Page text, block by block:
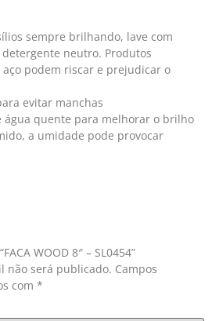
sempre brilhando, lave com
neutro. Produtos
podem riscar e prejudicar o
evitar manchas
água quente para melhorar o brilho
a umidade pode provocar
WOOD 8″ – SL0454”
não será publicado. Campos
com *